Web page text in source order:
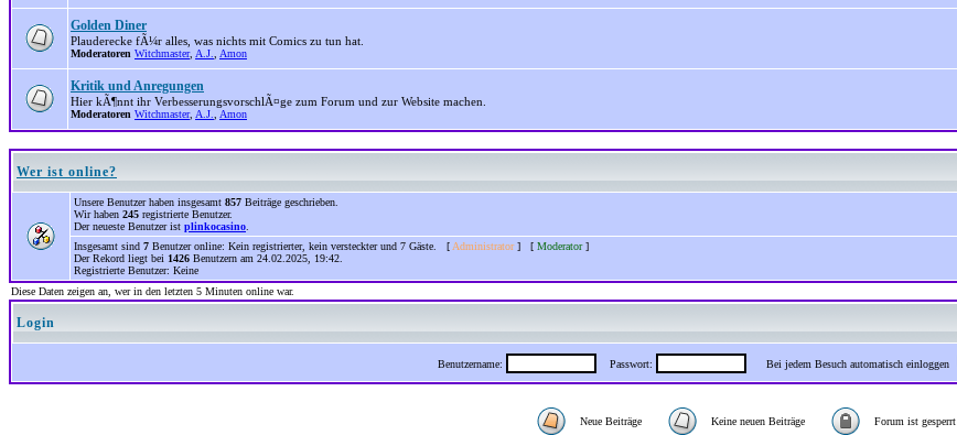
Golden Diner
Plauderecke fÃ¼r alles, was nichts mit Comics zu tun hat.
Moderatoren Witchmaster, A.J. Amon
Kritik und Anregungen
Hier kÃ¶nnt ihr VerbesserungsvorschlÃ¤ge zum Forum und zur Website machen.
Moderatoren Witchmaster, A.J. Amon
Wer ist online?
Unsere Benutzer haben insgesamt 857 Beiträge geschrieben.
Wir haben 245 registrierte Benutzer.
Der neueste Benutzer ist plinkocasino
Insgesamt sind 7 Benutzer online: Kein registrierter, kein versteckter und 7 Gäste. [ Administrator] [ Moderator]
Der Rekord liegt bei 1426 Benutzern am 24.02.2025, 19:42.
Registrierte Benutzer: Keine
Diese Daten zeigen an, wer in den letzten 5 Minuten online war.
Login
Benutzername: Passwort: Bei jedem Besuch automatisch einloggen
Neue Beiträge Keine neuen Beiträge Forum ist gesperrt